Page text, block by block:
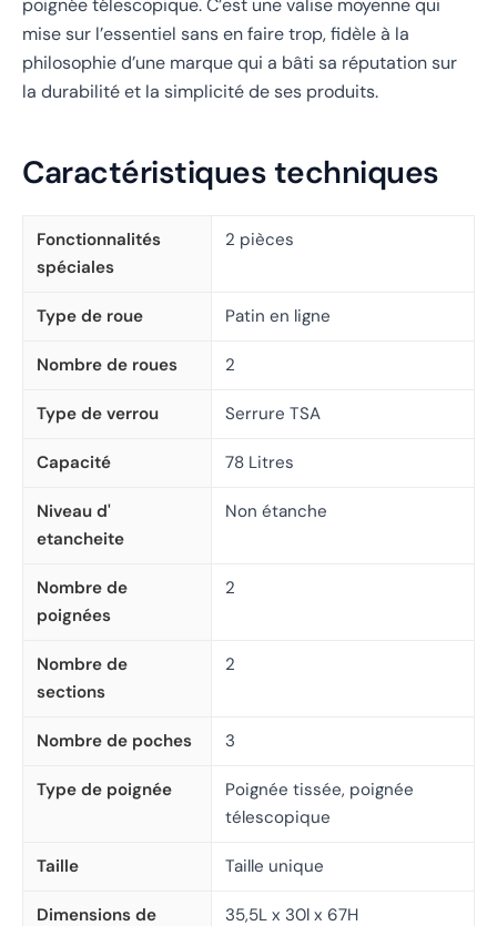
poignée télescopique. C’est une valise moyenne qui
mise sur l’essentiel sans en faire trop, fidèle à la
philosophie d’une marque qui a bâti sa réputation sur
la durabilité et la simplicité de ses produits.
Caractéristiques techniques
Fonctionnalités
spéciales
2 pièces
Type de roue Patin en ligne
Nombre de roues 2
Type de verrou Serrure TSA
Capacité 78 Litres
Niveau d'
etancheite
Non étanche
Nombre de
poignées
2
Nombre de
sections
2
Nombre de poches 3
Type de poignée
Poignée tissée, poignée
télescopique
Taille Taille unique
Dimensions de
35,5L x 30l x 67H